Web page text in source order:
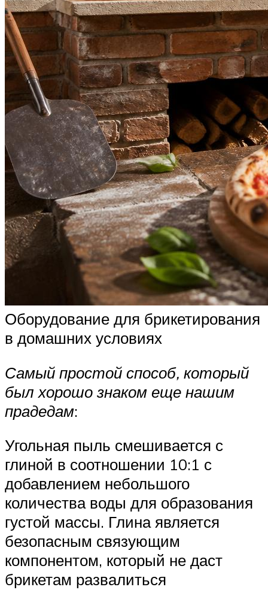
Оборудование для брикетирования
в домашних условиях
Самый простой способ, который
был хорошо знаком еще нашим
прадедам:
Угольная пыль смешивается с
глиной в соотношении 10:1 с
добавлением небольшого
количества воды для образования
густой массы. Глина является
безопасным связующим
компонентом, который не даст
брикетам развалиться